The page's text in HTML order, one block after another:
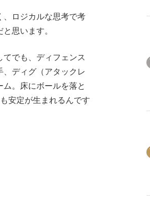
ロジカルな思考で考
思います。
でも、ディフェンス
ディグ（アタックレ
。床にボールを落と
安定が生まれるんです